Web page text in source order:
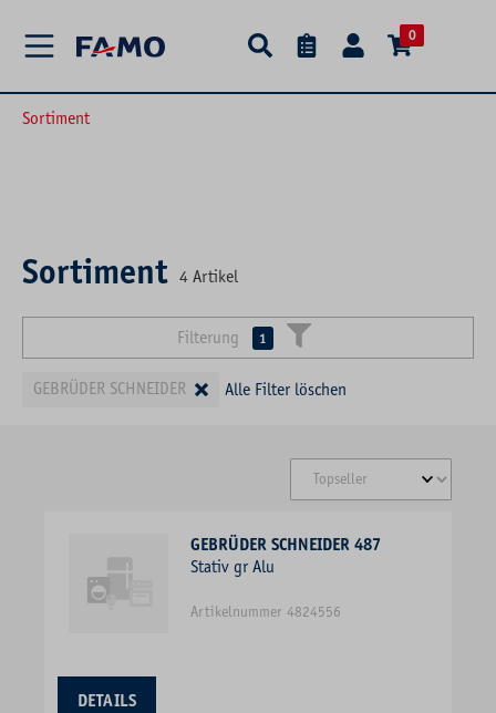
0
Sortiment
Sortiment 4 Artikel
Filterung 1
GEBRÜDER SCHNEIDER × Alle Filter löschen
GEBRÜDER SCHNEIDER 487
Stativ gr Alu
Artikelnummer 4824556
DETAILS